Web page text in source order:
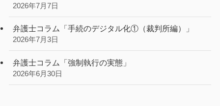
2026年7月7日
弁護士コラム「手続のデジタル化①（裁判所編）」
2026年7月3日
弁護士コラム「強制執行の実態」
2026年6月30日